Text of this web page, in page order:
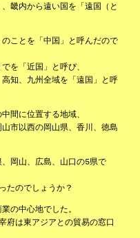
畿内から遠い国を「遠国（と
ことを「中国」 と呼んだので
を「近国」と呼び、
知、九州全域を「遠国」と呼
間に位置する地域、
市以西の岡山県、香川、徳島
岡山、広島、山口の5県で
たのでしょうか？
の中心地でした。
府は東アジアとの貿易の窓口